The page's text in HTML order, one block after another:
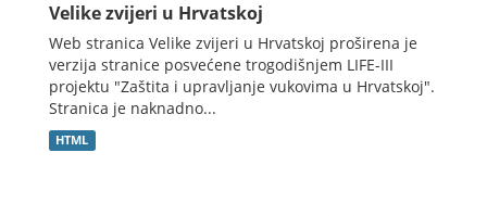
Velike zvijeri u Hrvatskoj
Web stranica Velike zvijeri u Hrvatskoj proširena je
verzija stranice posvećene trogodišnjem LIFE-III
projektu "Zaštita i upravljanje vukovima u Hrvatskoj".
Stranica je naknadno...
HTML